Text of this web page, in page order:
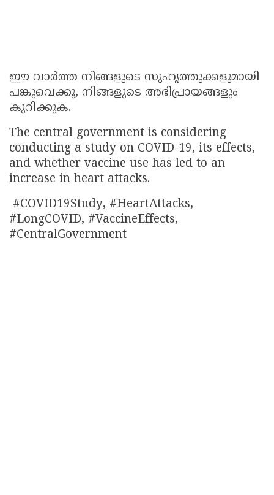
ഈ വാർത്ത നിങ്ങളുടെ സുഹൃത്തുക്കളുമായി
പങ്കുവെക്കൂ, നിങ്ങളുടെ അഭിപ്രായങ്ങളും
കുറിക്കുക.
The central government is considering
conducting a study on COVID-19, its effects,
and whether vaccine use has led to an
increase in heart attacks.
#COVID19Study, #HeartAttacks,
#LongCOVID, #VaccineEffects,
#CentralGovernment